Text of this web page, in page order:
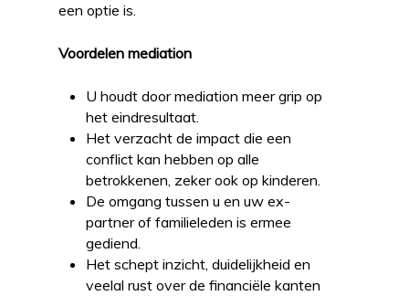
een optie is.
Voordelen mediation
U houdt door mediation meer grip op
het eindresultaat.
Het verzacht de impact die een
conflict kan hebben op alle
betrokkenen, zeker ook op kinderen.
De omgang tussen u en uw ex-
partner of familieleden is ermee
gediend.
Het schept inzicht, duidelijkheid en
veelal rust over de financiële kanten